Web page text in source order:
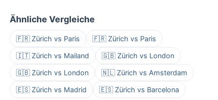
Ähnliche Vergleiche
🇫🇷 Zürich vs Paris 🇫🇷 Zürich vs Paris
🇮🇹 Zürich vs Mailand 🇬🇧 Zürich vs London
🇬🇧 Zürich vs London 🇳🇱 Zürich vs Amsterdam
🇪🇸 Zürich vs Madrid 🇪🇸 Zürich vs Barcelona